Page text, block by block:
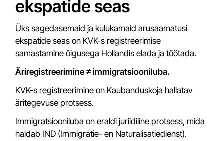
ekspatide seas
Üks sagedasemaid ja kulukamaid arusaamatusi
ekspatide seas on KVK-s registreerimise
samastamine õigusega Hollandis elada ja töötada.
Äriregistreerimine ≠ immigratsiooniluba.
KVK-s registreerimine on Kaubanduskoja hallatav
äritegevuse protsess.
Immigratsiooniluba on eraldi juriidiline protsess, mida
haldab IND (Immigratie- en Naturalisatiedienst).